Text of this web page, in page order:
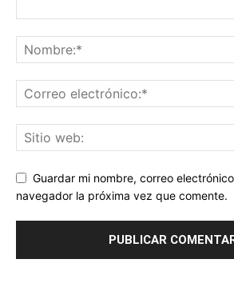
Guardar mi nombre, correo
navegador la próxima vez que comente.